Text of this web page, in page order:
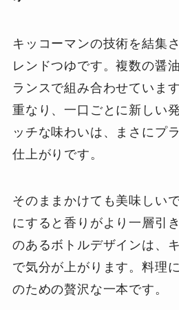
キッコーマンの技術を結集
レンドつゆです。複数の醤
ランスで組み合わせていま
重なり、一口ごとに新しい
ッチな味わいは、まさにプ
仕上がりです。
そのままかけても美味しい
にすると香りがより一層引
のあるボトルデザインは、
で気分が上がります。料理
のための贅沢な一本です。